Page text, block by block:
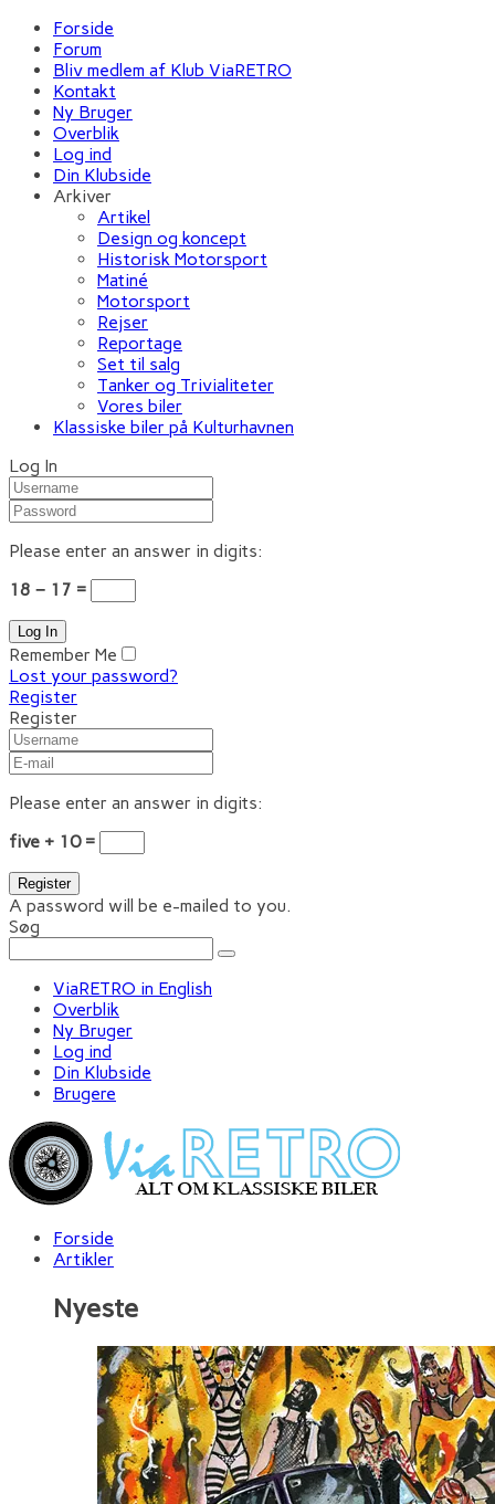
Forside
Forum
Bliv medlem af Klub ViaRETRO
Kontakt
Ny Bruger
Overblik
Log ind
Din Klubside
Arkiver
Artikel
Design og koncept
Historisk Motorsport
Matiné
Motorsport
Rejser
Reportage
Set til salg
Tanker og Trivialiteter
Vores biler
Klassiske biler på Kulturhavnen
Log In
Please enter an answer in digits:
18 − 17 =
Remember Me
Lost your password?
Register
Register
Please enter an answer in digits:
five + 10 =
A password will be e-mailed to you.
Søg
ViaRETRO in English
Overblik
Ny Bruger
Log ind
Din Klubside
Brugere
Forside
Artikler
Nyeste